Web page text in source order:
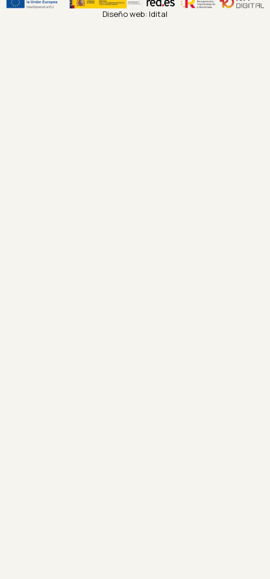
Diseño web: Idital